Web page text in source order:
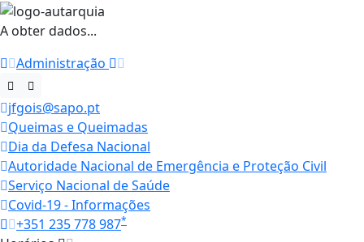
A obter dados...
Administração
jfgois@sapo.pt
Queimas e Queimadas
Dia da Defesa Nacional
Autoridade Nacional de Emergência e Proteção Civil
Serviço Nacional de Saúde
Covid-19 - Informações
+351 235 778 987*